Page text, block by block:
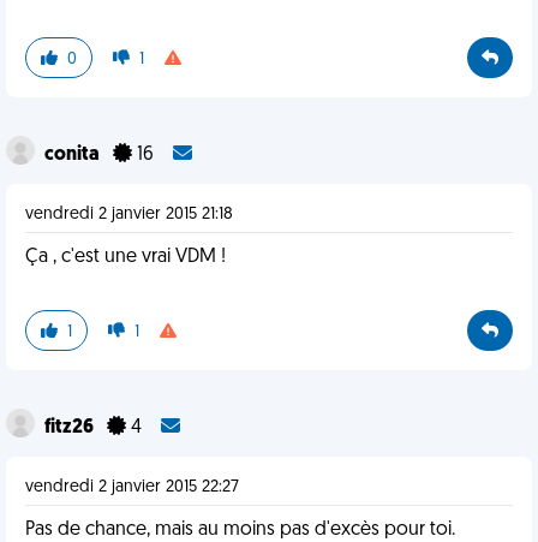
0 1
conita 16
vendredi 2 janvier 2015 21:18
Ça , c'est une vrai VDM !
1 1
fitz26 4
vendredi 2 janvier 2015 22:27
Pas de chance, mais au moins pas d'excès pour toi.